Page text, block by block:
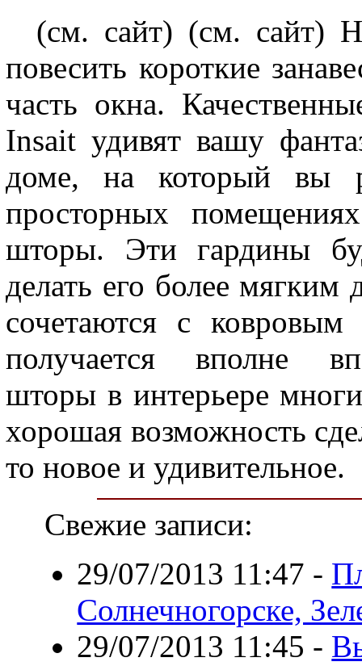
(см. сайт) (см. сайт)
повесить короткие
часть окна.
Insait удивят вашу
доме, на который вы
просторных
шторы. Эти гардины
делать его более
сочетаются с
получается вполне
шторы в интерьере
хорошая возможность
то новое и удивительное.
Свежие записи:
29/07/2013 11:47 -
Солнечногорске,
29/07/2013 11:45 -